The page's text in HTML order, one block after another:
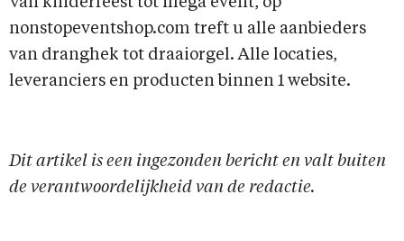
nonstopeventshop.com treft u alle aanbieders
van dranghek tot draaiorgel. Alle locaties,
leveranciers en producten binnen 1 website.
Dit artikel is een ingezonden bericht en valt buiten
de verantwoordelijkheid van de redactie.